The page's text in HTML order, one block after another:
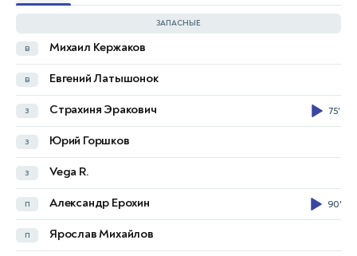
ЗАПАСНЫЕ
в Михаил Кержаков
в Евгений Латышонок
з Страхиня Эракович 75'
з Юрий Горшков
з Vega R.
п Александр Ерохин 90'
п Ярослав Михайлов
в Илья Лантратов
в Даниил Веселов
з Егор Погостнов
з Кристиан Рамирес
п Зелимхан Бакаев
п Данила Годяев
п Myalkovskiy R.